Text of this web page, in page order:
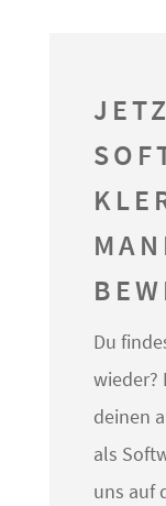
Du
wieder?
deinen
als
uns auf